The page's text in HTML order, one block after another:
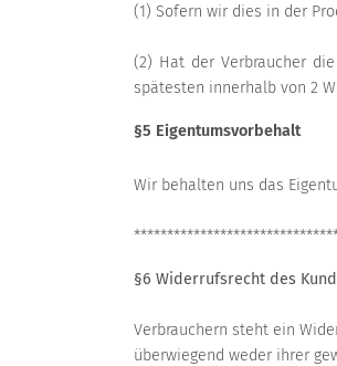
(1) Sofern wir dies in der
(2) Hat der Verbraucher
spätesten innerhalb von 2
§5 Eigentumsvorbehalt
Wir behalten uns das
§6 Widerrufsrecht des
Verbrauchern steht ein
überwiegend weder ihrer